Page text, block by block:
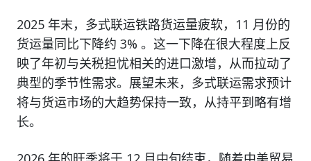
2025 年末，多式联运铁路货运量疲软，11 月份的
货运量同比下降约 3% 。这一下降在很大程度上反
映了年初与关税担忧相关的进口激增，从而拉动了
典型的季节性需求。展望未来，多式联运需求预计
将与货运市场的大趋势保持一致，从持平到略有增
长。